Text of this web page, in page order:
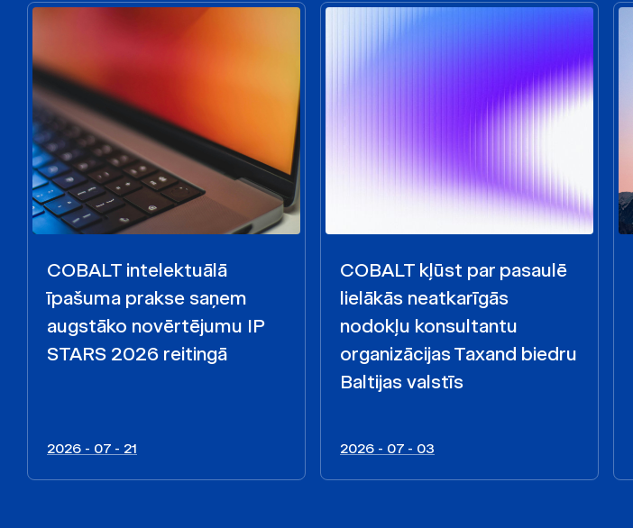
COBALT intelektuālā
īpašuma prakse saņem
augstāko novērtējumu IP
STARS 2026 reitingā
2026 - 07 - 21
COBALT kļūst par pasaulē
lielākās neatkarīgās
nodokļu konsultantu
organizācijas Taxand biedru
Baltijas valstīs
2026 - 07 - 03